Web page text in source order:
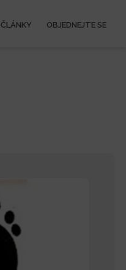
ČLÁNKY OBJEDNEJTE SE